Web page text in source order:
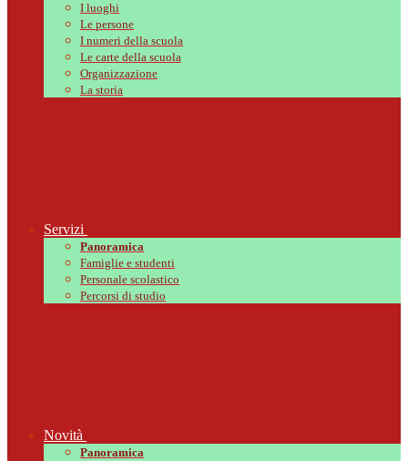
I luoghi
Le persone
I numeri della scuola
Le carte della scuola
Organizzazione
La storia
Servizi
Panoramica
Famiglie e studenti
Personale scolastico
Percorsi di studio
Novità
Panoramica